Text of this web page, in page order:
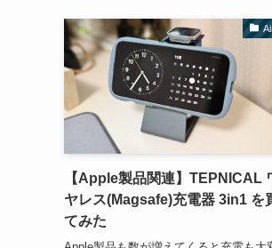
【Apple製品関連】TEPNICAL
ヤレス(Magsafe)充電器 3in1 を
てみた